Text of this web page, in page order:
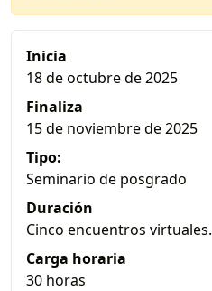
Inicia
18 de octubre de 2025
Finaliza
15 de noviembre de 2025
Tipo:
Seminario de posgrado
Duración
Cinco encuentros virtuales.
Carga horaria
30 horas